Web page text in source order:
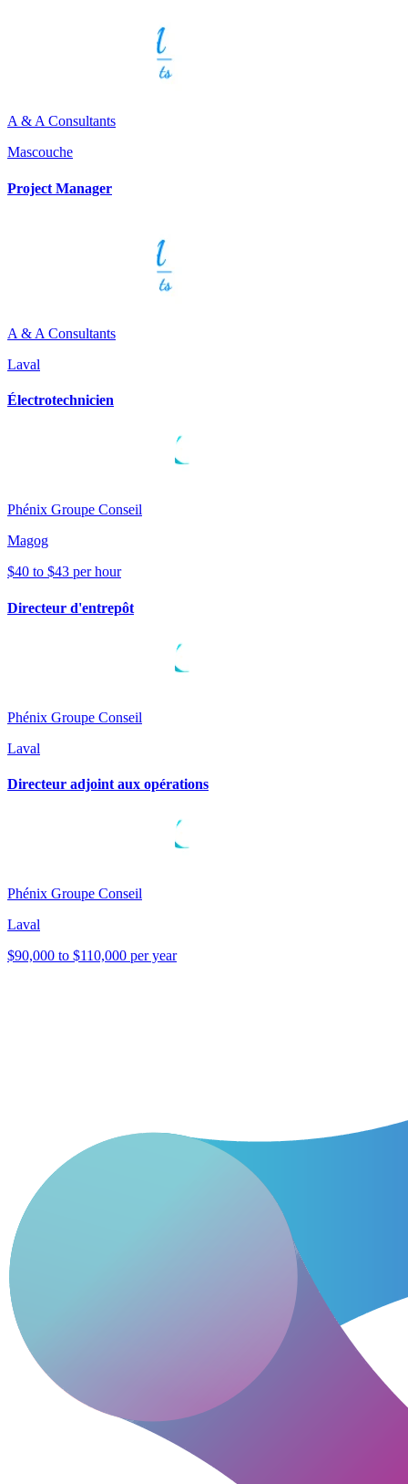
A & A Consultants
Mascouche
Project Manager
A & A Consultants
Laval
Électrotechnicien
Phénix Groupe Conseil
Magog
$40 to $43 per hour
Directeur d'entrepôt
Phénix Groupe Conseil
Laval
Directeur adjoint aux opérations
Phénix Groupe Conseil
Laval
$90,000 to $110,000 per year